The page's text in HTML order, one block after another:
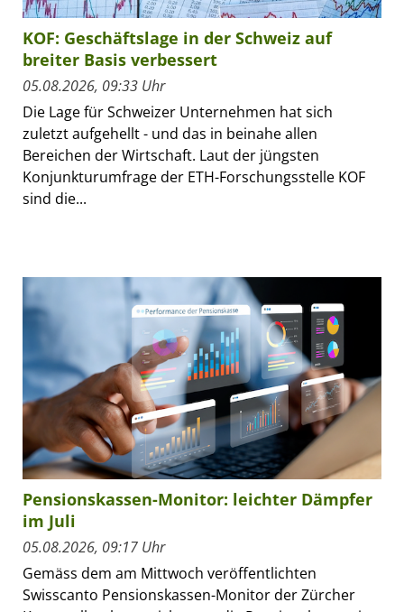
KOF: Geschäftslage in der Schweiz auf
breiter Basis verbessert
05.08.2026, 09:33 Uhr
Die Lage für Schweizer Unternehmen hat sich
zuletzt aufgehellt - und das in beinahe allen
Bereichen der Wirtschaft. Laut der jüngsten
Konjunkturumfrage der ETH-Forschungsstelle KOF
sind die...
Pensionskassen-Monitor: leichter Dämpfer
im Juli
05.08.2026, 09:17 Uhr
Gemäss dem am Mittwoch veröffentlichten
Swisscanto Pensionskassen-Monitor der Zürcher